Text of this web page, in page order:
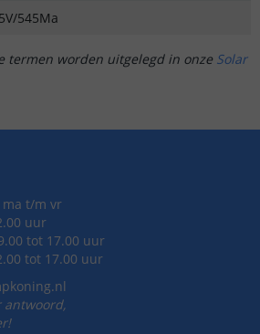
545Ma
termen worden uitgelegd in onze Solar
ma t/m vr
uur
tot 17.00 uur
tot 17.00 uur
antwoord,